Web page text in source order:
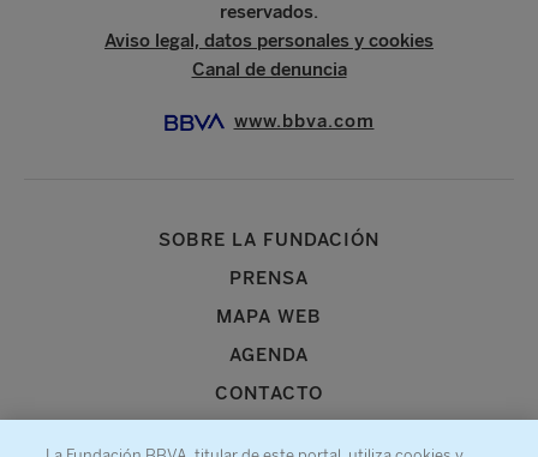
reservados.
Aviso legal, datos personales y cookies
Canal de denuncia
www.bbva.com
SOBRE LA FUNDACIÓN
PRENSA
MAPA WEB
AGENDA
CONTACTO